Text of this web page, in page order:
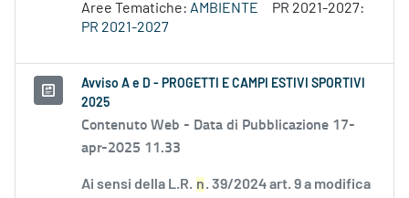
Aree Tematiche: AMBIENTE
PR 2021-2027:
PR 2021-2027
Avviso A e D - PROGETTI E CAMPI ESTIVI SPORTIVI
2025
Contenuto Web - Data di Pubblicazione 17-
apr-2025 11.33
Ai sensi della L.R. n. 39/2024 art. 9 a modifica